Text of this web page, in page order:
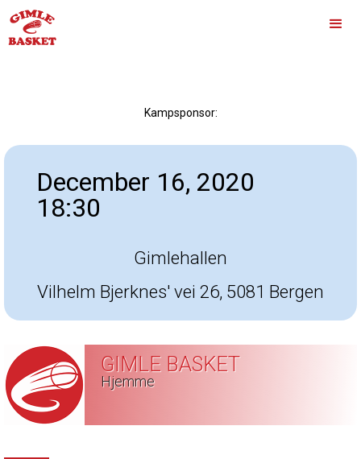
Kampsponsor:
December 16, 2020
18:30
Gimlehallen
Vilhelm Bjerknes' vei 26, 5081 Bergen
GIMLE BASKET
Hjemme